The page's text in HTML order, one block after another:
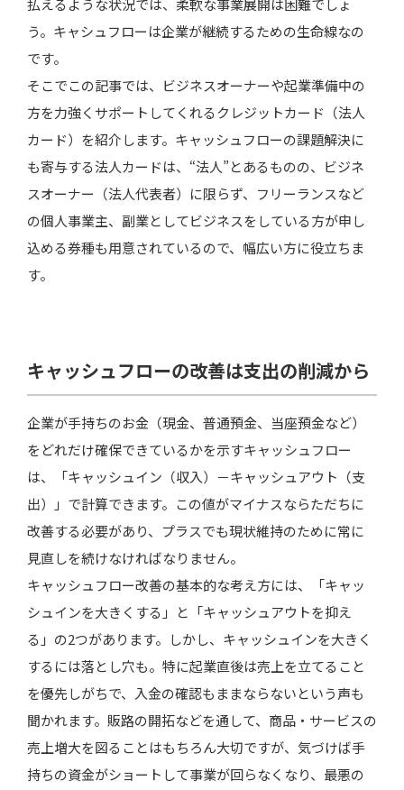
払えるような状況では、柔軟な事業展開は困難でしょ
う。キャシュフローは企業が継続するための生命線なの
です。
そこでこの記事では、ビジネスオーナーや起業準備中の
方を力強くサポートしてくれるクレジットカード（法人
カード）を紹介します。キャッシュフローの課題解決に
も寄与する法人カードは、“法人”とあるものの、ビジネ
スオーナー（法人代表者）に限らず、フリーランスなど
の個人事業主、副業としてビジネスをしている方が申し
込める券種も用意されているので、幅広い方に役立ちま
す。
キャッシュフローの改善は支出の削減から
企業が手持ちのお金（現金、普通預金、当座預金など）
をどれだけ確保できているかを示すキャッシュフロー
は、「キャッシュイン（収入）－キャッシュアウト（支
出）」で計算できます。この値がマイナスならただちに
改善する必要があり、プラスでも現状維持のために常に
見直しを続けなければなりません。
キャッシュフロー改善の基本的な考え方には、「キャッ
シュインを大きくする」と「キャッシュアウトを抑え
る」の2つがあります。しかし、キャッシュインを大きく
するには落とし穴も。特に起業直後は売上を立てること
を優先しがちで、入金の確認もままならないという声も
聞かれます。販路の開拓などを通して、商品・サービスの
売上増大を図ることはもちろん大切ですが、気づけば手
持ちの資金がショートして事業が回らなくなり、最悪の